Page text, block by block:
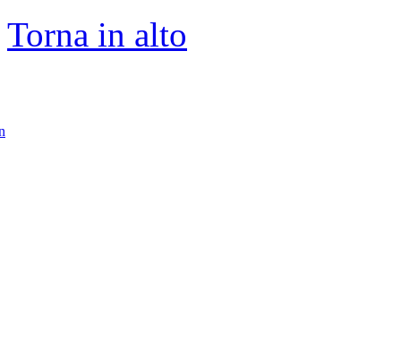
Torna in alto